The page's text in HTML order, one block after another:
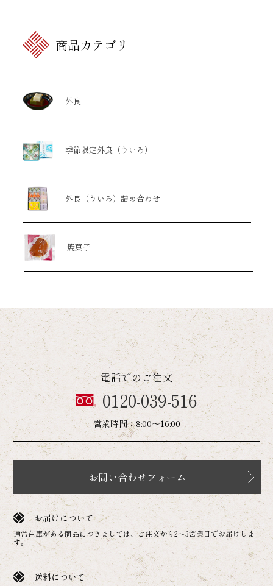
商品カテゴリ
外良
季節限定外良（ういろ）
外良（ういろ）詰め合わせ
焼菓子
電話でのご注文
0120-039-516
営業時間：8:00～16:00
お問い合わせフォーム
お届けについて
通常在庫がある商品につきましては、ご注文から2～3営業日でお届けしま
す。
送料について